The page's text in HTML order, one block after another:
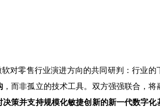
对零售行业演进方向的共同研判：行业的
，而非孤立的技术工具。双方强强联合，
策并支持规模化敏捷创新的新一代数字化